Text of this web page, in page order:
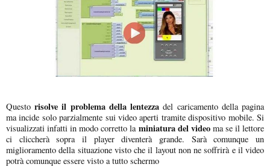
Questorisolve il problema della lentezza del caricamento della pagina
ma incide solo parzialmente sui video aperti tramite dispositivo mobile. Si
visualizzati infatti in modo corretto la miniatura del videoma se il lettore
ci cliccherà sopra il player diventerà grande. Sarà comunque un
miglioramento della situazione visto che il layout non ne soffrirà e il video
potrà comunque essere visto a tutto schermo